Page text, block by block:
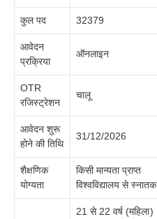
कुल पद 32379
आवेदन
प्रक्रिया
ऑनलाइन
OTR
रजिस्ट्रेशन
चालू
आवेदन शुरू
होने की तिथि
31/12/2026
शैक्षणिक
योग्यता
किसी मान्यता प्राप्त
विश्वविद्यालय से स्नातक
21 से 22 वर्ष (महिला )